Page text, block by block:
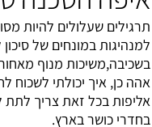
תרגילים שעלולים להיות
למנהיגות במונחים של
בשכיבה,משיכות מנוף
אהה כן, איך יכולתי לשכוח
אליפות בכל זאת צריך
בחדרי כושר בארץ.